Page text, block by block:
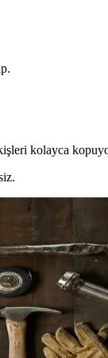
kolayca